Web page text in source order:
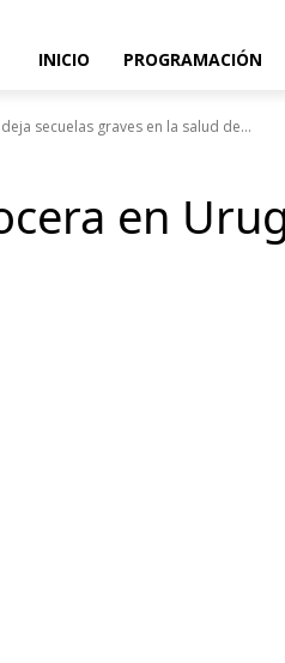
INICIO PROGRAMACIÓN
secuelas graves en la salud de...
en